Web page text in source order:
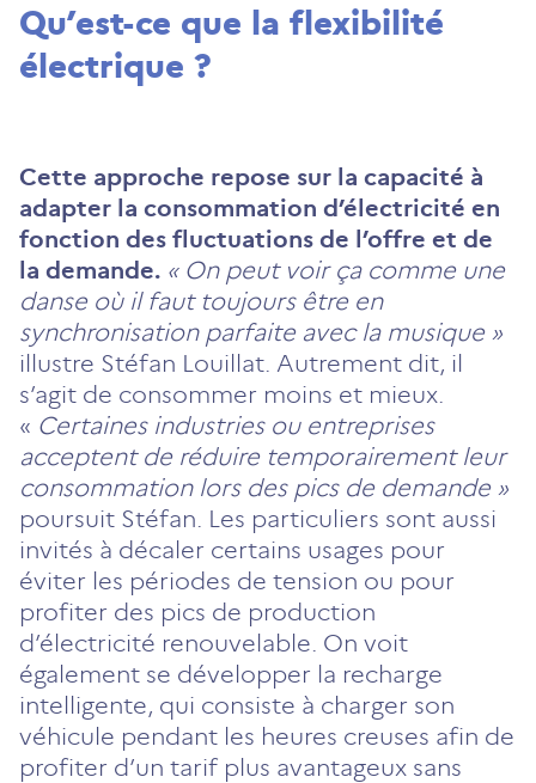
Qu’est-ce que la flexibilité
électrique ?
Cette approche repose sur la capacité à
adapter la consommation d’électricité en
fonction des fluctuations de l’offre et de
la demande. « On peut voir ça comme une
danse où il faut toujours être en
synchronisation parfaite avec la musique »
illustre Stéfan Louillat. Autrement dit, il
s’agit de consommer moins et mieux.
« Certaines industries ou entreprises
acceptent de réduire temporairement leur
consommation lors des pics de demande »
poursuit Stéfan. Les particuliers sont aussi
invités à décaler certains usages pour
éviter les périodes de tension ou pour
profiter des pics de production
d’électricité renouvelable. On voit
également se développer la recharge
intelligente, qui consiste à charger son
véhicule pendant les heures creuses afin de
profiter d’un tarif plus avantageux sans